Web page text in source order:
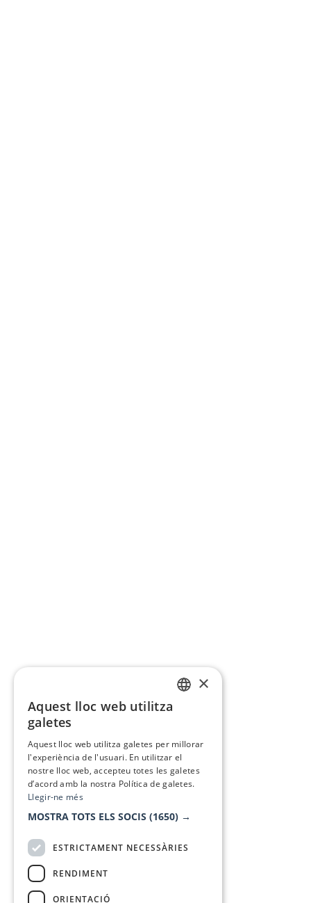
×
Aquest lloc web utilitza
galetes
Aquest lloc web utilitza galetes per millorar
l'experiència de l'usuari. En utilitzar el
nostre lloc web, accepteu totes les galetes
d’acord amb la nostra Política de galetes.
Llegir-ne més
MOSTRA TOTS ELS SOCIS (1650) →
ESTRICTAMENT NECESSÀRIES
RENDIMENT
ORIENTACIÓ